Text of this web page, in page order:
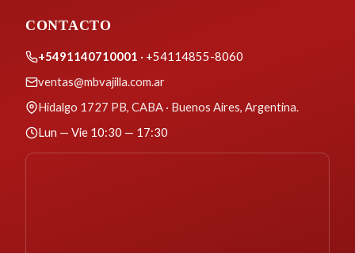
CONTACTO
+5491140710001 · +54114855-8060
ventas@mbvajilla.com.ar
Hidalgo 1727 PB, CABA · Buenos Aires, Argentina.
Lun — Vie 10:30 — 17:30